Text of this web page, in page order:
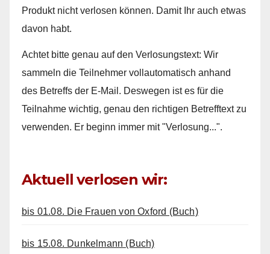
Produkt nicht verlosen können. Damit Ihr auch etwas
davon habt.
Achtet bitte genau auf den Verlosungstext: Wir
sammeln die Teilnehmer vollautomatisch anhand
des Betreffs der E-Mail. Deswegen ist es für die
Teilnahme wichtig, genau den richtigen Betrefftext zu
verwenden. Er beginn immer mit "Verlosung...".
Aktuell verlosen wir:
bis 01.08. Die Frauen von Oxford (Buch)
bis 15.08. Dunkelmann (Buch)